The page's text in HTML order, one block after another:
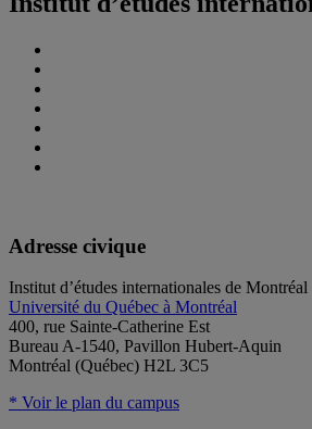
Adresse civique
Institut d’études internationales de Montréal
Université du Québec à Montréal
400, rue Sainte-Catherine Est
Bureau A-1540, Pavillon Hubert-Aquin
Montréal (Québec) H2L 3C5
* Voir le plan du campus